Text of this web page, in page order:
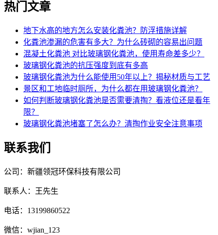
热门文章
地下水高的地方怎么安装化粪池？防浮措施详解
化粪池渗漏的危害有多大？为什么砖砌的容易出问题
混凝土化粪池 对比玻璃钢化粪池，使用寿命差多少？
玻璃钢化粪池的抗压强度到底有多高
玻璃钢化粪池为什么能使用50年以上？揭秘材质与工艺
景区和工地临时厕所，为什么都在用玻璃钢化粪池？
如何判断玻璃钢化粪池是否需要清掏？看液位还是看年
限？
玻璃钢化粪池堵塞了怎么办？清掏作业安全注意事项
联系我们
公司：新疆领冠环保科技有限公司
联系人：王先生
电话：13199860522
微信：wjian_123